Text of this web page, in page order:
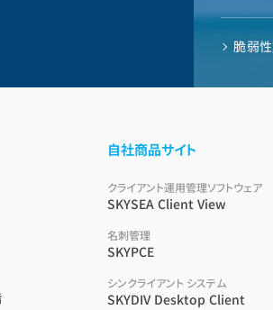
脆弱
自社商品サイト
クライアント運用管理ソフトウェア
SKYSEA Client View
名刺管理
SKYPCE
シンクライアント システム
SKYDIV Desktop Client